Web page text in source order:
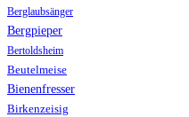
Berglaubsänger
Bergpieper
Bertoldsheim
Beutelmeise
Bienenfresser
Birkenzeisig